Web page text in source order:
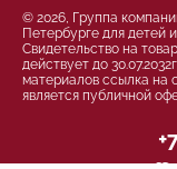
© 2026, Группа
Петербурге для детей
Свидетельство на
действует до
материалов ссылка на
является публичной